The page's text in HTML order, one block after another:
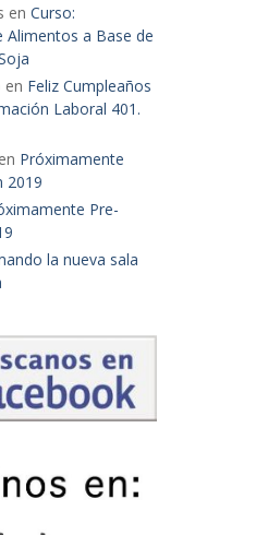
en Curso:
Alimentos a Base de
en Feliz Cumpleaños
Laboral 401.
en Próximamente
2019
Pre-
la nueva sala